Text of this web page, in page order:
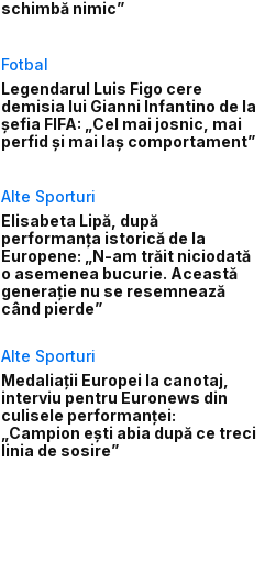
schimbă nimic”
Fotbal
Legendarul Luis Figo cere
demisia lui Gianni Infantino de la
șefia FIFA: „Cel mai josnic, mai
perfid și mai laș comportament”
Alte Sporturi
Elisabeta Lipă, după
performanța istorică de la
Europene: „N-am trăit niciodată
o asemenea bucurie. Această
generație nu se resemnează
când pierde”
Alte Sporturi
Medaliații Europei la canotaj,
interviu pentru Euronews din
culisele performanței:
„Campion ești abia după ce treci
linia de sosire”